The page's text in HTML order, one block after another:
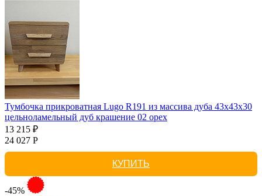
Тумбочка прикроватная Lugo R191 из массива дуба 43х43х30
цельноламельный дуб крашение 02 орех
13 215 ₽
24 027 Р
КУПИТЬ
-45%